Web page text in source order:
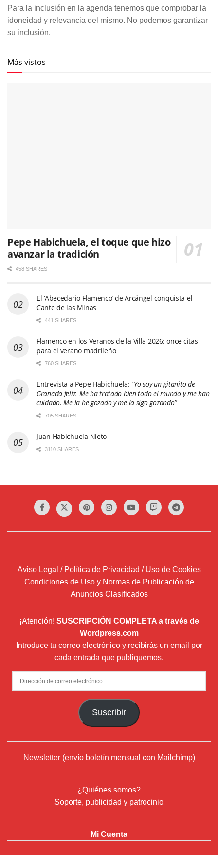
Para la inclusión en la agenda tenemos que comprobar la
idoneidad y relevancia del mismo. No podemos garantizar
su inclusión.
Más vistos
Pepe Habichuela, el toque que hizo
avanzar la tradición
458 SHARES
El ‘Abecedario Flamenco’ de Arcángel conquista el
Cante de las Minas
441 SHARES
Flamenco en los Veranos de la Villa 2026: once citas
para el verano madrileño
760 SHARES
Entrevista a Pepe Habichuela: “Yo soy un gitanito de
Granada feliz. Me ha tratado bien todo el mundo y me han
cuidado. Me la he gozado y me la sigo gozando”
705 SHARES
Juan Habichuela Nieto
3110 SHARES
Aviso Legal / Política de Privacidad / Uso de Cookies
Condiciones de Uso y Normas de Publicación de
Anuncios Clasificados
¡Atención! SUSCRIPCIÓN COMPLETA a través de
Wordpress.com
Introduce tu correo electrónico y recibirás un email por
cada entrada que publiquemos.
Dirección
de
Suscribir
Newsletter (envío boletín mensual con Mailchimp)
¿Quiénes somos?
Soporte, publicidad y patrocinio
Mi Cuenta